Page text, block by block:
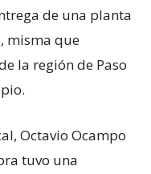
de una planta
misma que
la región de Paso
Octavio Ocampo
tuvo una